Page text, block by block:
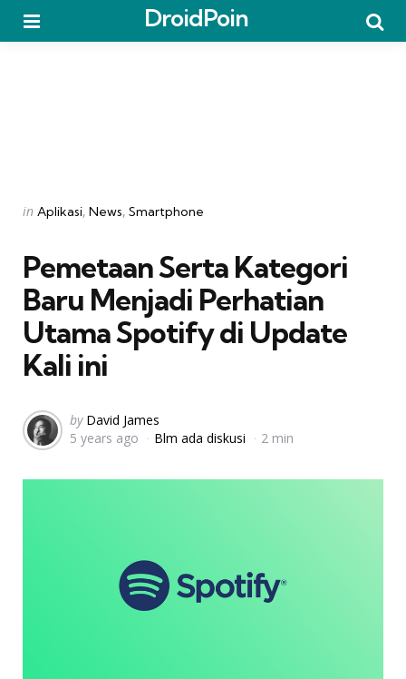
DroidPoin
Categories
Posted
in Aplikasi News Smartphone
Pemetaan Serta Kategori
Baru Menjadi Perhatian
Utama Spotify di Update
Kali ini
Posted
by
by David James
5 years ago
Blm ada diskusi 2 min